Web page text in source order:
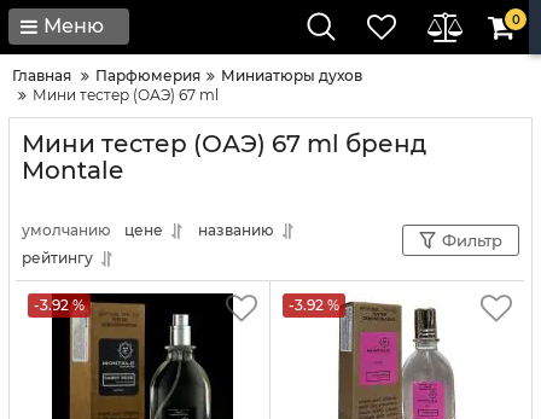
Меню 0
Главная Парфюмерия
Миниатюры духов
Мини тестер (ОАЭ) 67 ml
Мини тестер (ОАЭ) 67 ml бренд
Montale
умолчанию цене
названию
рейтингу
Фильтр
-3.92 % -3.92 %